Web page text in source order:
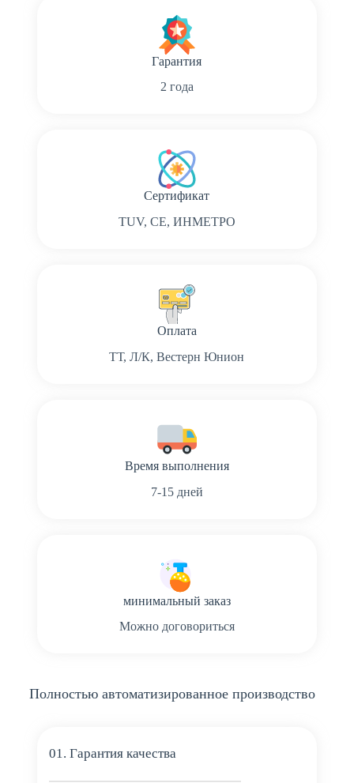
Гарантия
2 года
Сертификат
TUV, CE, ИНМЕТРО
Оплата
ТТ, Л/К, Вестерн Юнион
Время выполнения
7-15 дней
минимальный заказ
Можно договориться
Полностью автоматизированное производство
01. Гарантия качества